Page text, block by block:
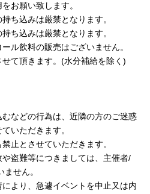
お願い致します。
ち込みは厳禁となります。
ち込みは厳禁となります。
ル飲料の販売はございません。
せて頂きます。(水分補給を除く)
むなどの行為は、近隣の方のご迷惑
いただきます。
止とさせていただきます。
や盗難等につきましては、主催者/
せん。
により、急遽イベントを中止又は内